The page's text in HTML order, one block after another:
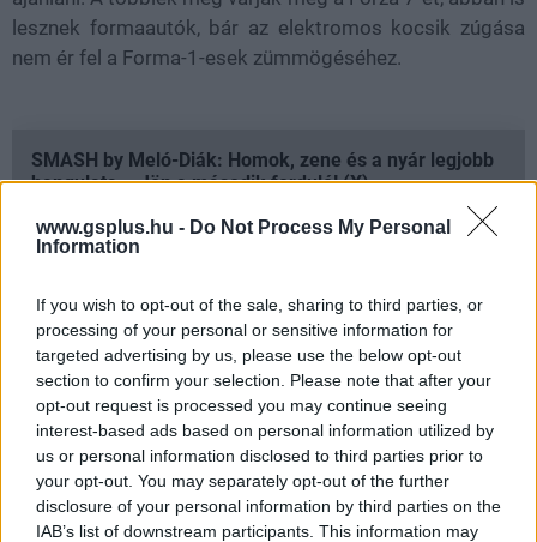
www.gsplus.hu - Do Not Process My Personal
Information
If you wish to opt-out of the sale, sharing to third parties, or
processing of your personal or sensitive information for
targeted advertising by us, please use the below opt-out
section to confirm your selection. Please note that after your
opt-out request is processed you may continue seeing
interest-based ads based on personal information utilized by
us or personal information disclosed to third parties prior to
your opt-out. You may separately opt-out of the further
disclosure of your personal information by third parties on the
IAB’s list of downstream participants. This information may
lesznek formaautók, bár az elektromos kocsik zúgása
nem ér fel a Forma-1-esek zümmögéséhez.
SMASH by Meló-Diák: Homok, zene és a nyár legjobb
hangulata – Jön a második forduló! (X)
sorozat.
Címkék: #f1 2017 #forma-1 #codemasters #teszt
Platformok: PlayStation 4 Xbox One
F1 2017